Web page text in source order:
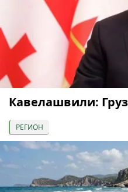
Кавелашвили:
РЕГИОН